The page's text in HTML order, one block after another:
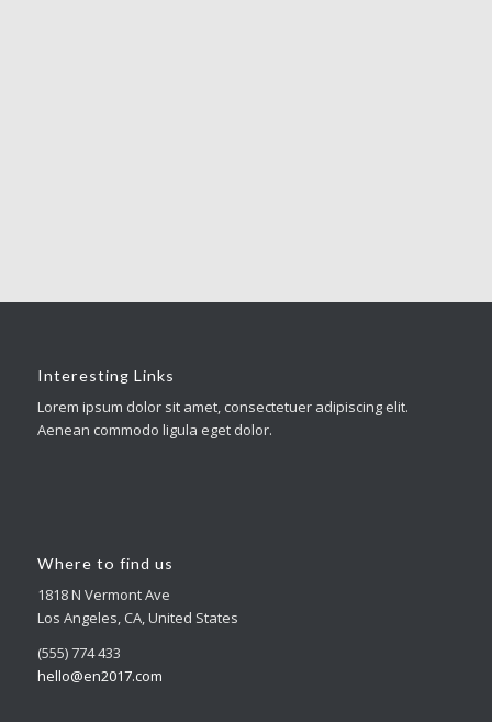
Interesting Links
Lorem ipsum dolor sit amet, consectetuer adipiscing elit.
Aenean commodo ligula eget dolor.
Where to find us
1818 N Vermont Ave
Los Angeles, CA, United States
(555) 774 433
hello@en2017.com